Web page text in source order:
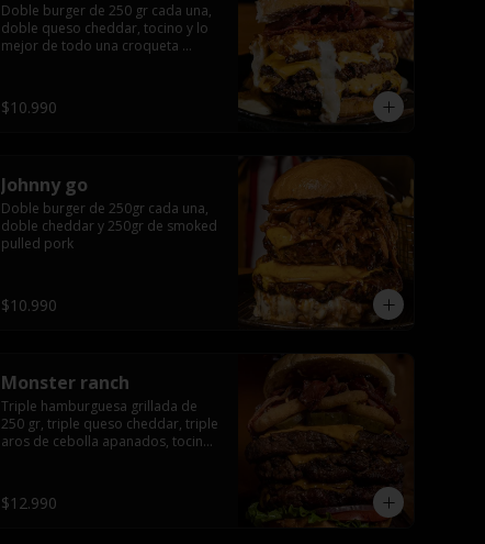
Doble burger de 250 gr cada una,
doble queso cheddar, tocino y lo
mejor de todo una croqueta
$10.990
Johnny go
Doble burger de 250gr cada una,
doble cheddar y 250gr de smoked
pulled pork
$10.990
Monster ranch
Triple hamburguesa grillada de
250 gr, triple queso cheddar, triple
aros de cebolla apanados, tocino,
$12.990